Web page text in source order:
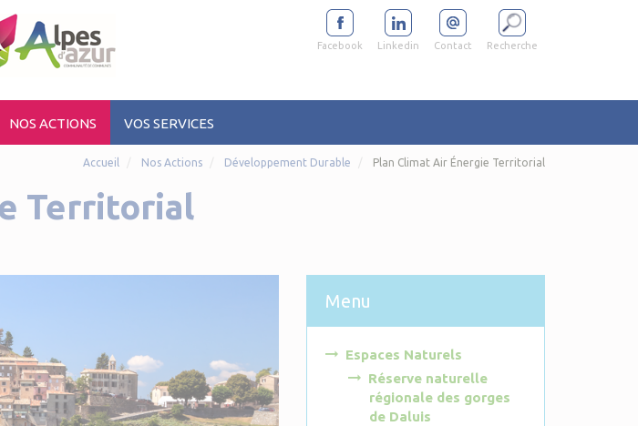
Accueil Nos Actions Développement Durable Plan Climat Air Énergie Territorial
Territorial
Menu
Espaces Naturels
Réserve naturelle
régionale des gorges
de Daluis
Recherche
Contact
Linkedin
Facebook
NOS ACTIONS VOS SERVICES